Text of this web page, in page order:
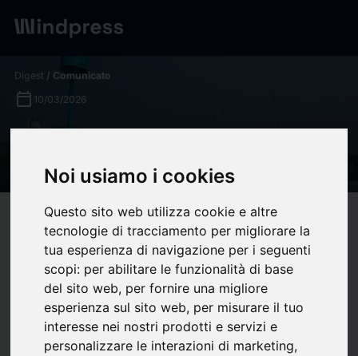
Noi usiamo i cookies
Questo sito web utilizza cookie e altre
tecnologie di tracciamento per migliorare la
tua esperienza di navigazione per i seguenti
scopi: per abilitare le funzionalità di base
del sito web, per fornire una migliore
esperienza sul sito web, per misurare il tuo
interesse nei nostri prodotti e servizi e
personalizzare le interazioni di marketing,
Digest / Comunicato
calendar_today 10/03/2026
en el Líbano
Compatibilità help
(0)bookmark_borderupload Condividi
Aprovechando la alargada y tétrica sombra de la
campaña israelo-estadounidense contra Irány un error más
de Hizbulah, derivado de sus compromisos con Teherán, Israel
ha decidido embarcarse en una no menos trágica e ilegal